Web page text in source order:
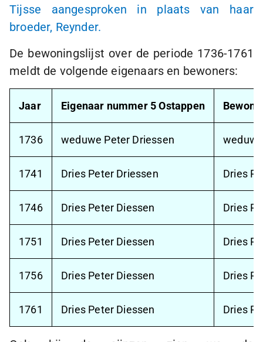
Tijsse aangesproken in plaats van haar
broeder, Reynder.
De bewoningslijst over de periode 1736-1761
meldt de volgende eigenaars en bewoners:
Jaar Eigenaar nummer 5 Ostappen
1736 weduwe Peter Driessen
1741 Dries Peter Driessen Dries
1746 Dries Peter Diessen Dries
1751 Dries Peter Diessen Dries
1756 Dries Peter Diessen Dries
1761 Dries Peter Diessen Dries